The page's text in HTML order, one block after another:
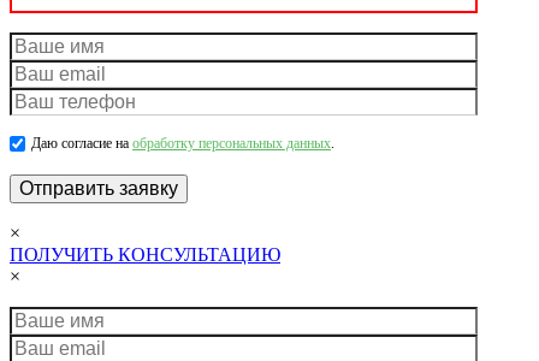
Даю согласие на обработку персональных данных.
×
ПОЛУЧИТЬ КОНСУЛЬТАЦИЮ
×